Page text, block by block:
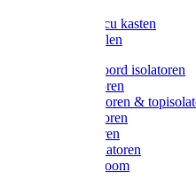
Metalen accu kasten
Zonnepanelen
Draad & koord isolatoren
Ringisolatoren
Extra isolatoren &
Hoekisolatoren
Lintisolatoren
Afstandisolatoren
Isolatorenboom